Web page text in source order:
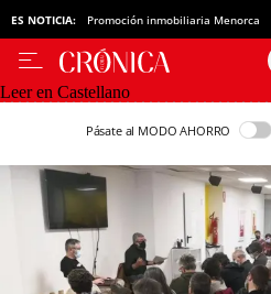
ES NOTICIA: Promoción inmobiliaria Menorca
Leer en Castellano
Pásate al MODO AHORRO